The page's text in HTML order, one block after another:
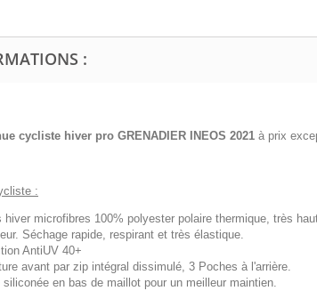
:
cycliste hiver pro GRENADIER INEOS 2021 à prix
:
hiver microfibres 100% polyester polaire thermique, très
Séchage rapide, respirant et très élastique.
AntiUV 40+
avant par zip intégral dissimulé, 3 Poches à l'arrière.
siliconée en bas de maillot pour un meilleur maintien.